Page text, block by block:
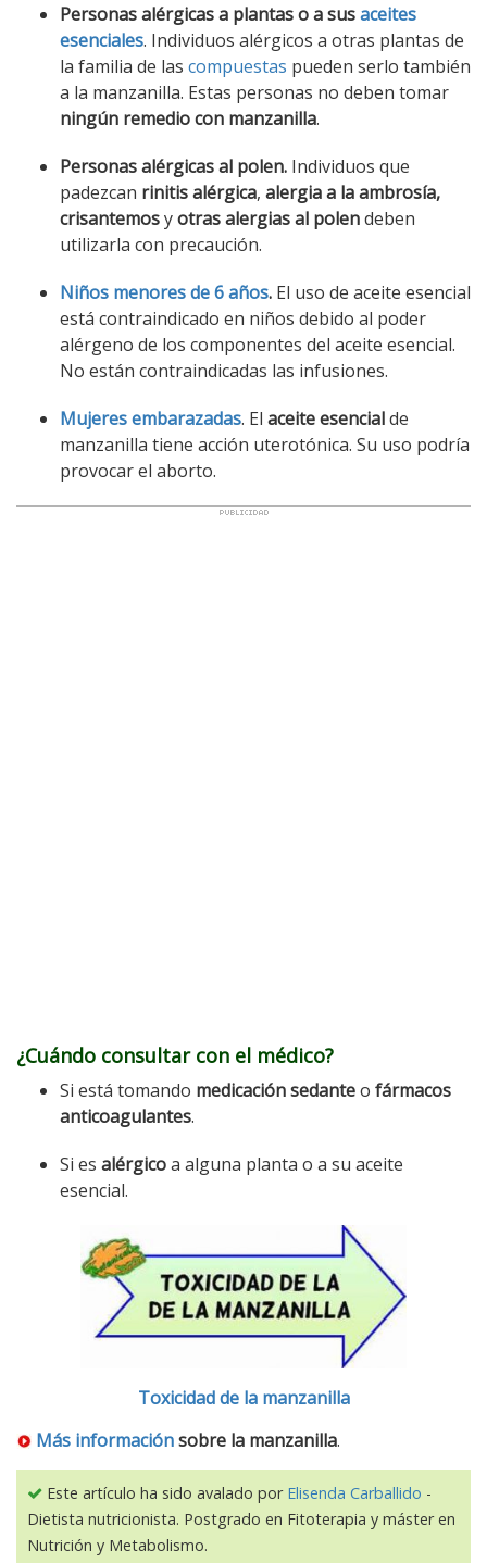
Personas alérgicasa plantas o a susaceites
esenciales. Individuos alérgicos a otras plantas de
la familia de las compuestas pueden serlo también
a la manzanilla. Estas personas no deben tomar
ningún remedio con manzanilla.
Personas alérgicas al polen. Individuos que
padezcan rinitis alérgica, alergia a la ambrosía,
crisantemosyotrasalergias al polendeben
utilizarla con precaución.
Niños menores de 6 años. El uso de aceite esencial
está contraindicado en niños debido al poder
alérgeno de los componentes del aceite esencial.
No están contraindicadas las infusiones.
Mujeres embarazadas. El aceite esencialde
manzanilla tiene acción uterotónica. Su uso podría
provocar el aborto.
¿Cuándo consultar con el médico?
Si está tomando medicaciónsedanteo fármacos
anticoagulantes.
Si es alérgicoa alguna planta o a su aceite
esencial.
Toxicidad de la manzanilla
Más informaciónsobre la manzanilla.
Este artículo ha sido avalado por Elisenda Carballido -
Dietista nutricionista. Postgrado en Fitoterapia y máster en
Nutrición y Metabolismo.